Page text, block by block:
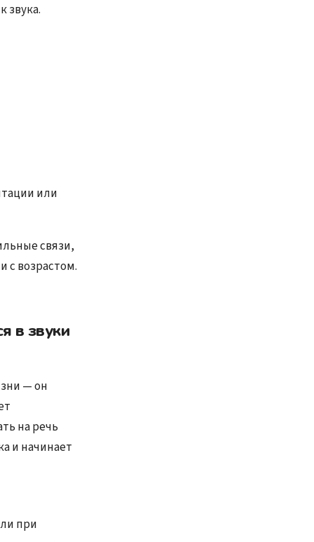
звука.
или
связи,
с возрастом.
в звуки
— он
на речь
и начинает
при